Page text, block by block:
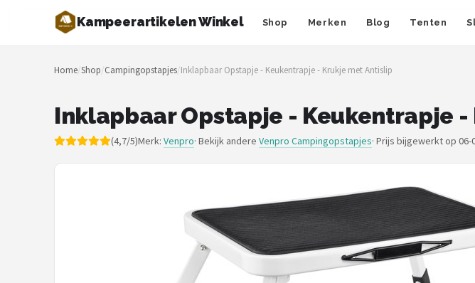
Kampeerartikelen Winkel Shop Merken Blog Tenten
Zoeken
NAVIGATIE
Merken
Home/Shop/Campingopstapjes/Inklapbaar Opstapje - Keukentrapje - Krukje met Antislip
Inklapbaar Opstapje - Keukentrapje
(4,7/5)Merk: Venpro· Bekijk andere Venpro Campingopstapjes· Prijs bijgewerkt op 06-